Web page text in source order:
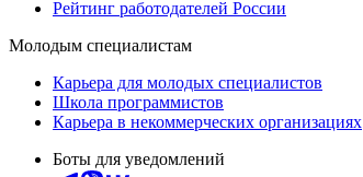
Рейтинг работодателей России
Молодым специалистам
Карьера для молодых специалистов
Школа программистов
Карьера в некоммерческих организациях
Боты для уведомлений